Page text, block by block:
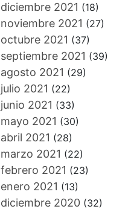
diciembre 2021 (18)
noviembre 2021 (27)
octubre 2021 (37)
septiembre 2021 (39)
agosto 2021 (29)
julio 2021 (22)
junio 2021 (33)
mayo 2021 (30)
abril 2021 (28)
marzo 2021 (22)
febrero 2021 (23)
enero 2021 (13)
diciembre 2020(32)